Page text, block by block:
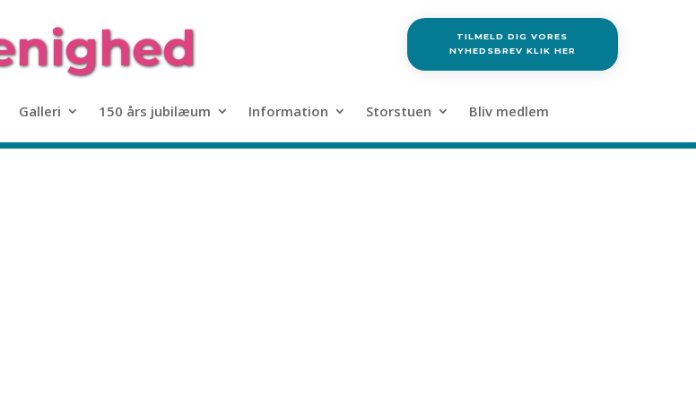
TILMELD DIG VORES
NYHEDSBREV KLIK HER
Galleri 150 års jubilæum Information Storstuen Bliv medlem